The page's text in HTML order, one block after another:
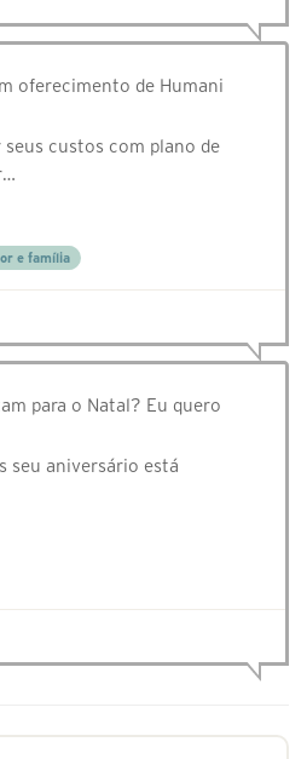
oferecimento de Humani
custos com plano de
e família
para o Natal? Eu quero
seu aniversário está